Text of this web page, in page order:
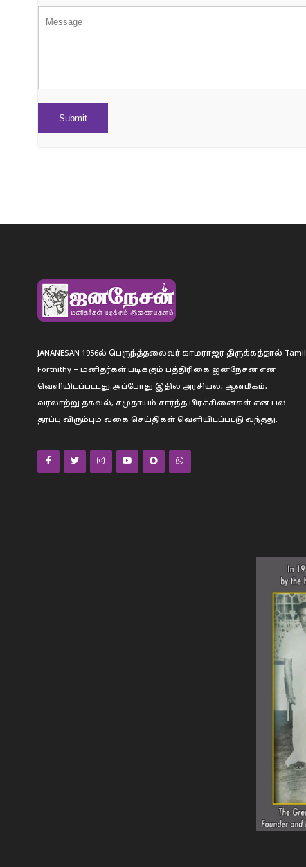
JANANESAN 1956ல் பெருந்த்தலைவர் காமராஜர் திருக்கத்தால் Tamil
Fortnithy – மனிதர்கள் படிக்கும் பத்திரிகை ஐனநேசன் என
வெளியிடப்பட்டது.அப்போது இதில் அரசியல், ஆன்மீகம்,
வரலாற்று தகவல், சமுதாயம் சார்ந்த பிரச்சினைகள் என பல
தரப்பு விரும்பும் வகை செய்திகள் வெளியிடப்பட்டு வந்தது.